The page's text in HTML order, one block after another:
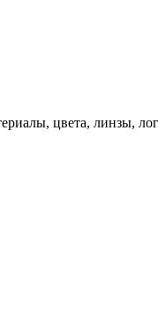
цвета, линзы,